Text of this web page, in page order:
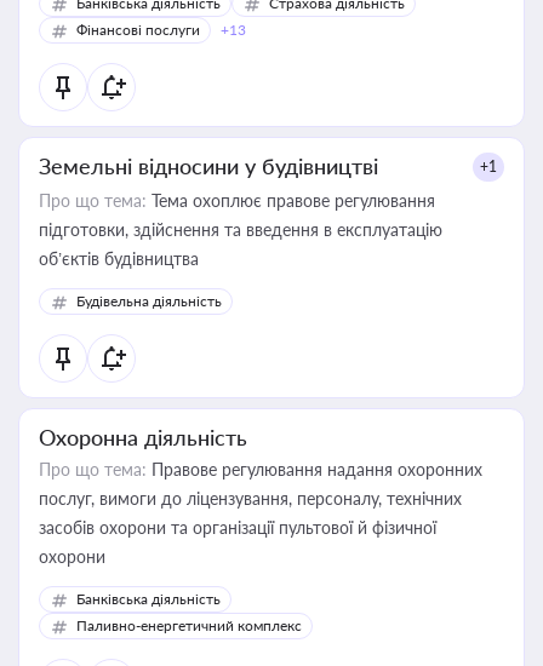
Фінансові послуги
+13
Земельні відносини у будівництві +1
Про що тема: Тема охоплює правове регулювання
підготовки, здійснення та введення в експлуатацію
об’єктів будівництва
Будівельна діяльність
Охоронна діяльність
Про що тема: Правове регулювання надання охоронних
послуг, вимоги до ліцензування, персоналу, технічних
засобів охорони та організації пультової й фізичної
охорони
Банківська діяльність
Паливно-енергетичний комплекс